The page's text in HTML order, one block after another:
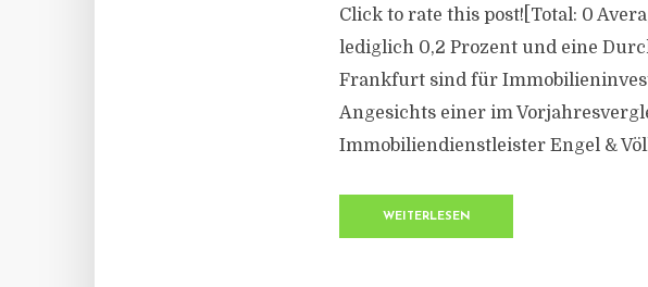
Click to rate this post![Total: 0
lediglich 0,2 Prozent und eine
Frankfurt sind für
Angesichts einer im
Immobiliendienstleister Engel &
WEITERLESEN